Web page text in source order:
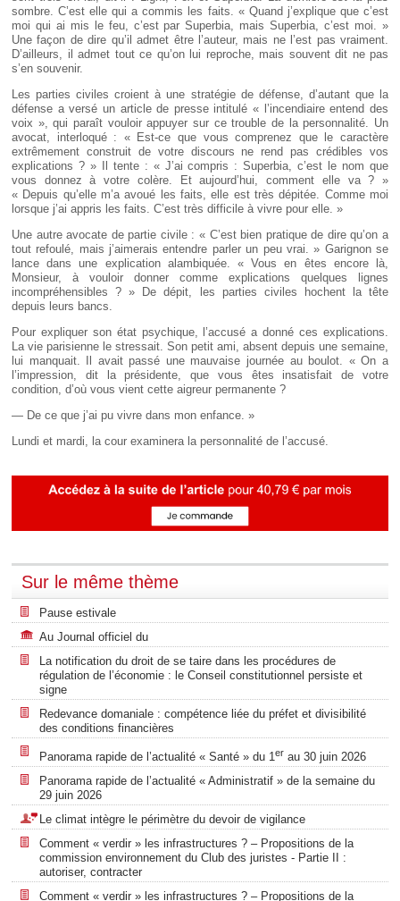
sombre. C’est elle qui a commis les faits. « Quand j’explique que c’est
moi qui ai mis le feu, c’est par Superbia, mais Superbia, c’est moi. »
Une façon de dire qu’il admet être l’auteur, mais ne l’est pas vraiment.
D’ailleurs, il admet tout ce qu’on lui reproche, mais souvent dit ne pas
s’en souvenir.
Les parties civiles croient à une stratégie de défense, d’autant que la
défense a versé un article de presse intitulé « l’incendiaire entend des
voix », qui paraît vouloir appuyer sur ce trouble de la personnalité. Un
avocat, interloqué : « Est-ce que vous comprenez que le caractère
extrêmement construit de votre discours ne rend pas crédibles vos
explications ? » Il tente : « J’ai compris : Superbia, c’est le nom que
vous donnez à votre colère. Et aujourd’hui, comment elle va ? »
« Depuis qu’elle m’a avoué les faits, elle est très dépitée. Comme moi
lorsque j’ai appris les faits. C’est très difficile à vivre pour elle. »
Une autre avocate de partie civile : « C’est bien pratique de dire qu’on a
tout refoulé, mais j’aimerais entendre parler un peu vrai. » Garignon se
lance dans une explication alambiquée. « Vous en êtes encore là,
Monsieur, à vouloir donner comme explications quelques lignes
incompréhensibles ? » De dépit, les parties civiles hochent la tête
depuis leurs bancs.
Pour expliquer son état psychique, l’accusé a donné ces explications.
La vie parisienne le stressait. Son petit ami, absent depuis une semaine,
lui manquait. Il avait passé une mauvaise journée au boulot. « On a
l’impression, dit la présidente, que vous êtes insatisfait de votre
condition, d’où vous vient cette aigreur permanente ?
— De ce que j’ai pu vivre dans mon enfance. »
Lundi et mardi, la cour examinera la personnalité de l’accusé.
Sur le même thème
Pause estivale
Au Journal officiel du
La notification du droit de se taire dans les procédures de
régulation de l’économie : le Conseil constitutionnel persiste et
signe
Redevance domaniale : compétence liée du préfet et divisibilité
des conditions financières
Panorama rapide de l’actualité « Santé » du 1er au 30 juin 2026
Panorama rapide de l’actualité « Administratif » de la semaine du
29 juin 2026
Le climat intègre le périmètre du devoir de vigilance
Comment « verdir » les infrastructures ? – Propositions de la
commission environnement du Club des juristes - Partie II :
autoriser, contracter
Comment « verdir » les infrastructures ? – Propositions de la